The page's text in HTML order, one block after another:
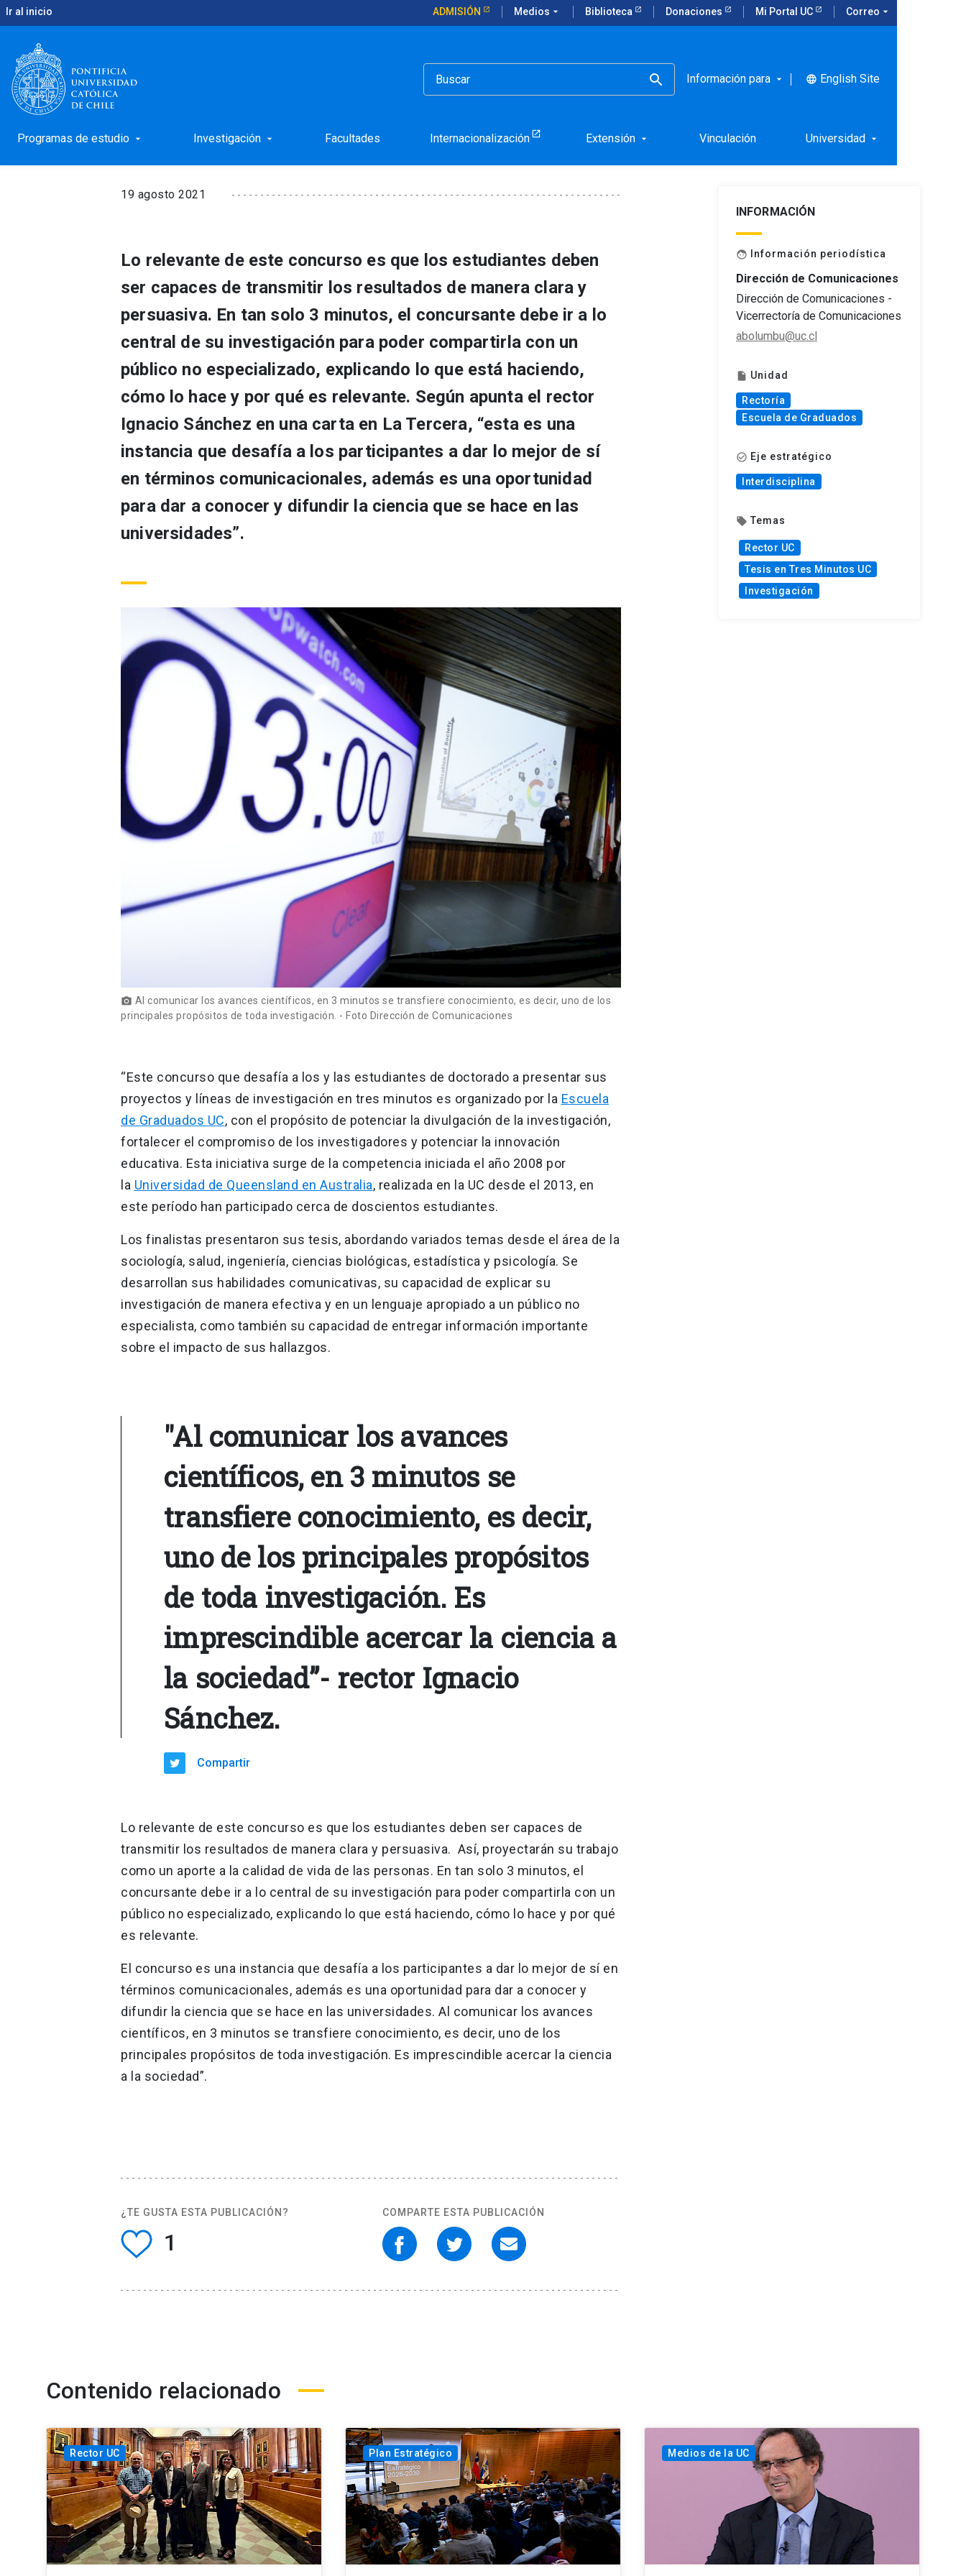
Ir al inicio ADMISIÓN Medios arrow_drop_down Biblioteca Donaciones Mi Portal UC Correo arrow_drop_down
Información para arrow_drop_down language English Site
Programas de estudio arrow_drop_down Investigación arrow_drop_down Facultades Internacionalización Extensión arrow_drop_down Vinculación Universidad arrow_drop_down
Inicio
ESCUELA DE GRADUADOS
Tesis en tres minutos
19 agosto 2021
Lo relevante de este concurso es que los estudiantes deben
ser capaces de transmitir los resultados de manera clara y
persuasiva. En tan solo 3 minutos, el concursante debe ir a lo
central de su investigación para poder compartirla con un
público no especializado, explicando lo que está haciendo,
cómo lo hace y por qué es relevante. Según apunta el rector
Ignacio Sánchez en una carta en La Tercera, “esta es una
instancia que desafía a los participantes a dar lo mejor de sí
en términos comunicacionales, además es una oportunidad
para dar a conocer y difundir la ciencia que se hace en las
universidades”.
photo_camera Al comunicar los avances científicos, en 3 minutos se transfiere conocimiento, es decir, uno de los
principales propósitos de toda investigación. - Foto Dirección de Comunicaciones
“Este concurso que desafía a los y las estudiantes de doctorado a presentar sus
proyectos y líneas de investigación en tres minutos es organizado por la Escuela
de Graduados UC, con el propósito de potenciar la divulgación de la investigación,
fortalecer el compromiso de los investigadores y potenciar la innovación
educativa. Esta iniciativa surge de la competencia iniciada el año 2008 por
la Universidad de Queensland en Australia, realizada en la UC desde el 2013, en
este período han participado cerca de doscientos estudiantes.
Los finalistas presentaron sus tesis, abordando variados temas desde el área de la
sociología, salud, ingeniería, ciencias biológicas, estadística y psicología. Se
desarrollan sus habilidades comunicativas, su capacidad de explicar su
investigación de manera efectiva y en un lenguaje apropiado a un público no
especialista, como también su capacidad de entregar información importante
sobre el impacto de sus hallazgos.
"Al comunicar los avances
científicos, en 3 minutos se
transfiere conocimiento, es decir,
uno de los principales propósitos
de toda investigación. Es
imprescindible acercar la ciencia a
la sociedad”- rector Ignacio
Sánchez.
Compartir
Lo relevante de este concurso es que los estudiantes deben ser capaces de
transmitir los resultados de manera clara y persuasiva. Así, proyectarán su trabajo
como un aporte a la calidad de vida de las personas. En tan solo 3 minutos, el
concursante debe ir a lo central de su investigación para poder compartirla con un
público no especializado, explicando lo que está haciendo, cómo lo hace y por qué
es relevante.
El concurso es una instancia que desafía a los participantes a dar lo mejor de sí en
términos comunicacionales, además es una oportunidad para dar a conocer y
difundir la ciencia que se hace en las universidades. Al comunicar los avances
científicos, en 3 minutos se transfiere conocimiento, es decir, uno de los
principales propósitos de toda investigación. Es imprescindible acercar la ciencia
a la sociedad”.
¿TE GUSTA ESTA PUBLICACIÓN?
1
COMPARTE ESTA PUBLICACIÓN
INFORMACIÓN
face Información periodística
Dirección de Comunicaciones
Dirección de Comunicaciones -
Vicerrectoría de Comunicaciones
abolumbu@uc.cl
insert_drive_file Unidad
Rectoría
Escuela de Graduados
check_circle_outline Eje estratégico
Interdisciplina
local_offer Temas
Rector UC
Tesis en Tres Minutos UC
Investigación
Contenido relacionado
Rector UC Plan Estratégico Medios de la UC